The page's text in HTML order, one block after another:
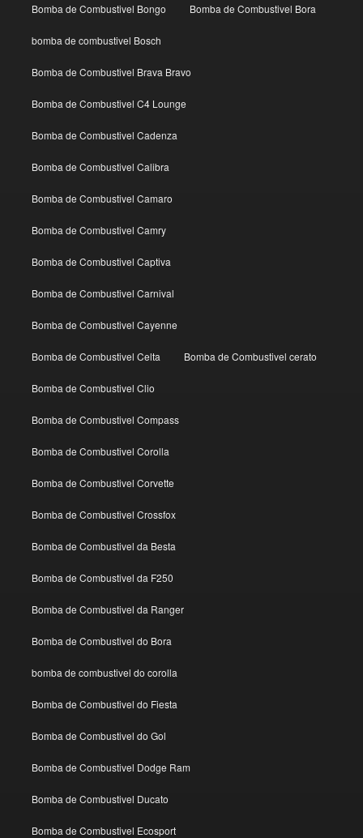
Bomba de Combustivel Bongo Bomba de Combustivel Bora
bomba de combustivel Bosch
Bomba de Combustivel Brava Bravo
Bomba de Combustivel C4 Lounge
Bomba de Combustivel Cadenza
Bomba de Combustivel Calibra
Bomba de Combustivel Camaro
Bomba de Combustivel Camry
Bomba de Combustivel Captiva
Bomba de Combustivel Carnival
Bomba de Combustivel Cayenne
Bomba de Combustivel Celta Bomba de Combustivel cerato
Bomba de Combustivel Clio
Bomba de Combustivel Compass
Bomba de Combustivel Corolla
Bomba de Combustivel Corvette
Bomba de Combustivel Crossfox
Bomba de Combustivel da Besta
Bomba de Combustivel da F250
Bomba de Combustivel da Ranger
Bomba de Combustivel do Bora
bomba de combustivel do corolla
Bomba de Combustivel do Fiesta
Bomba de Combustivel do Gol
Bomba de Combustivel Dodge Ram
Bomba de Combustivel Ducato
Bomba de Combustivel Ecosport